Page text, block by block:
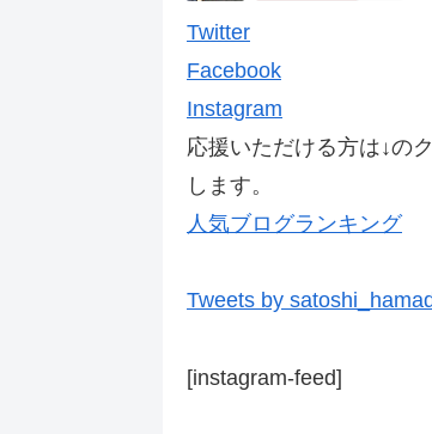
Twitter
Facebook
Instagram
応援いただける方は↓の
します。
人気ブログランキング
Tweets by
[instagram-feed]